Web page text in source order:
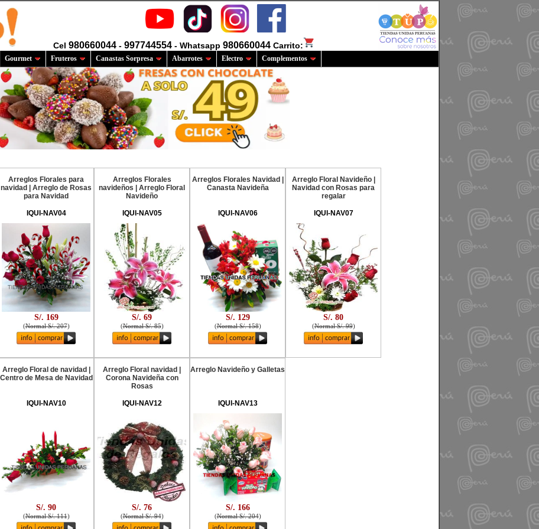
Cel 980660044 - 997744554 - Whatsapp 980660044 Carrito:
Gourmet Fruteros Canastas Sorpresa Abarrotes Electro Complementos
Arreglos Florales para
navidad | Arreglo de Rosas
para Navidad
IQUI-NAV04
S/. 169
(Normal S/. 207)
Arreglos Florales
navideños | Arreglo Floral
Navideño
IQUI-NAV05
S/. 69
(Normal S/. 85)
Arreglos Florales Navidad |
Canasta Navideña
IQUI-NAV06
S/. 129
(Normal S/. 158)
Arreglo Floral Navideño |
Navidad con Rosas para
regalar
IQUI-NAV07
S/. 80
(Normal S/. 99)
Arreglo Floral de navidad |
Centro de Mesa de Navidad
IQUI-NAV10
S/. 90
(Normal S/. 111)
Arreglo Floral navidad |
Corona Navideña con
Rosas
IQUI-NAV12
S/. 76
(Normal S/. 94)
Arreglo Navideño y Galletas
IQUI-NAV13
S/. 166
(Normal S/. 204)